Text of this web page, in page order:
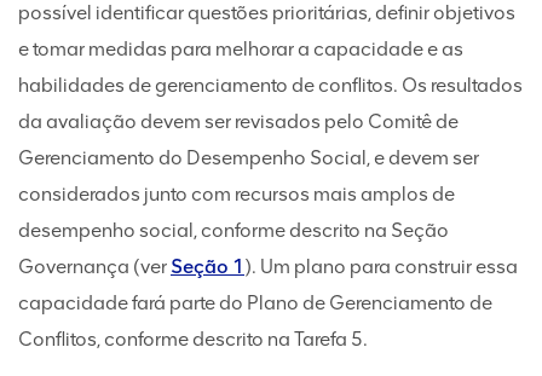
possível identificar questões prioritárias, definir objetivos
e tomar medidas para melhorar a capacidade e as
habilidades de gerenciamento de conflitos. Os resultados
da avaliação devem ser revisados pelo Comitê de
Gerenciamento do Desempenho Social, e devem ser
considerados junto com recursos mais amplos de
desempenho social, conforme descrito na Seção
Governança (ver Seção 1 ). Um plano para construir essa
capacidade fará parte do Plano de Gerenciamento de
Conflitos, conforme descrito na Tarefa 5.